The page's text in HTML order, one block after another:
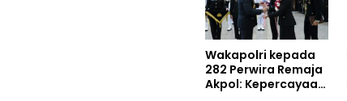
Wakapolri kepada
282 Perwira Remaja
Akpol: Kepercayaan